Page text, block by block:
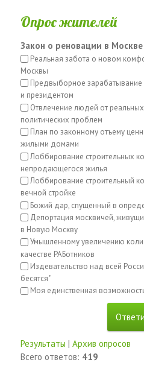
Опрос жителей
Закон о реновации в Москве
Реальная забота о новом
Москвы
Предвыборное зарабатывание
и президентом
Отвлечение людей от
политических проблем
План по законному отъему
жилыми домами
Лоббирование строительных
непродающегося жилья
Лоббирование строительный
вечной стройке
Божий дар, спущенный в
Депортация москвичей,
в Новую Москву
Умышленному увеличению
качестве РАБотников
Издевательство над всей
бесятся"
Моя единственная
Результаты | Архив опросов
Всего ответов: 419